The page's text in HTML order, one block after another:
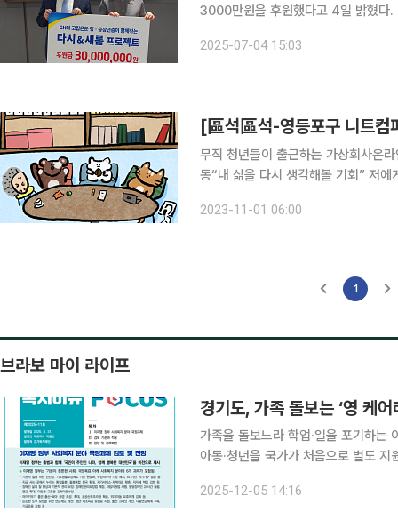
3000만원을 후원했다고 4일 밝혔다. GH 수원 본사에서 진행된 전달식에는 GH 이종선 사장직무
내 고립 은둔 청년과 중장년층을 대상
2025-07-04 15:03
무직 청년들이 출근하는 가상회사온
동“내 삶을 다시 생각해볼 기회” 저에게 니트컴퍼니는 같은 처지에 있는 청년들과 교류할 수 있다는
“무직인 청년들과 함께 가상 회사에
2023-11-01 06:00
1
브라보 마이 라이프
경기도, 가족 돌보는 ‘영 케
가족을 돌보느라 학업·일을 포기하는
아동·청년을 국가가 처음으로 별도
단은 지난달 복지이슈 포커스 14호
2025-12-05 14:16